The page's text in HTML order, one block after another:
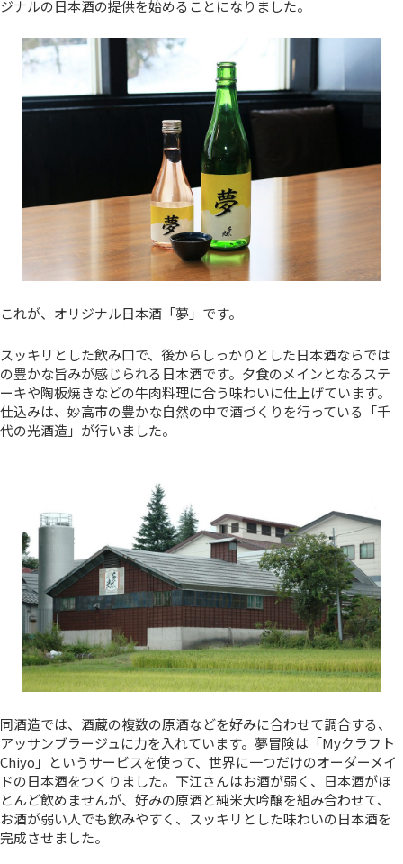
ジナルの日本酒の提供を始めることになりました。
これが、オリジナル日本酒「夢」です。
スッキリとした飲み口で、後からしっかりとした日本酒ならでは
の豊かな旨みが感じられる日本酒です。夕食のメインとなるステ
ーキや陶板焼きなどの牛肉料理に合う味わいに仕上げています。
仕込みは、妙高市の豊かな自然の中で酒づくりを行っている「千
代の光酒造」が行いました。
同酒造では、酒蔵の複数の原酒などを好みに合わせて調合する、
アッサンブラージュに力を入れています。夢冒険は「Myクラフト
Chiyo」というサービスを使って、世界に一つだけのオーダーメイ
ドの日本酒をつくりました。下江さんはお酒が弱く、日本酒がほ
とんど飲めませんが、好みの原酒と純米大吟醸を組み合わせて、
お酒が弱い人でも飲みやすく、スッキリとした味わいの日本酒を
完成させました。